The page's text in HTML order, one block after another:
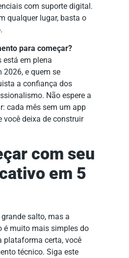
com suporte digital.
qualquer lugar, basta o
para começar?
está em plena
e quem se
a confiança dos
Não espere a
cada mês sem um app
você deixa de construir
com seu
em 5
salto, mas a
é muito mais simples do
plataforma certa, você
técnico. Siga este